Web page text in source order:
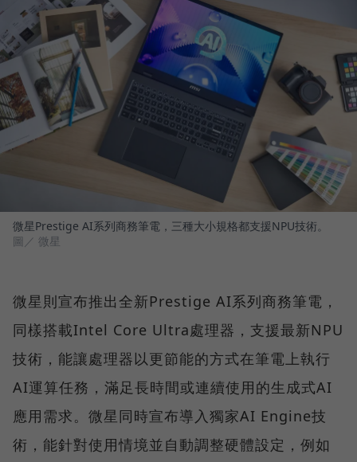
微星Prestige AI系列商務筆電，三種大小規格都支援NPU技術。
圖／ 微星
微星則宣布推出全新Prestige AI系列商務筆電，
同樣搭載Intel Core Ultra處理器，支援最新NPU
技術，能讓處理器以更節能的方式在筆電上執行
AI運算任務，滿足長時間或連續使用的生成式AI
應用需求。微星同時宣布導入獨家AI Engine技
術，能針對使用情境並自動調整硬體設定，例如